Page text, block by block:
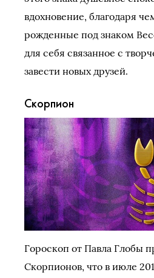
вдохновение, благодаря
рожденные под знаком
для себя связанное с
завести новых друзей.
Скорпион
Гороскоп от Павла Глобы
Скорпионов, что в июле